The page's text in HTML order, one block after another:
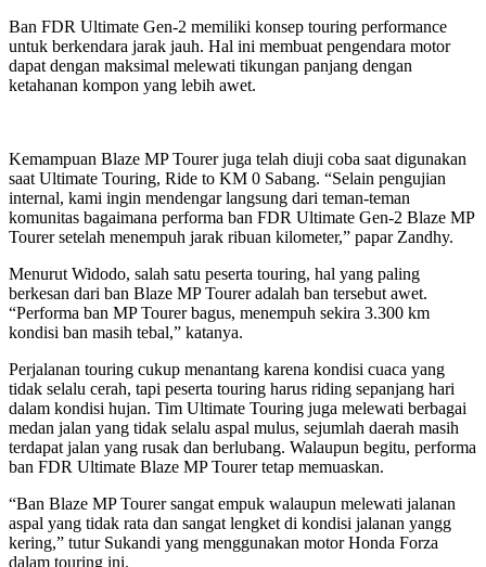
Ban FDR Ultimate Gen-2 memiliki konsep touring performance
untuk berkendara jarak jauh. Hal ini membuat pengendara motor
dapat dengan maksimal melewati tikungan panjang dengan
ketahanan kompon yang lebih awet.
Kemampuan Blaze MP Tourer juga telah diuji coba saat digunakan
saat Ultimate Touring, Ride to KM 0 Sabang. “Selain pengujian
internal, kami ingin mendengar langsung dari teman-teman
komunitas bagaimana performa ban FDR Ultimate Gen-2 Blaze MP
Tourer setelah menempuh jarak ribuan kilometer,” papar Zandhy.
Menurut Widodo, salah satu peserta touring, hal yang paling
berkesan dari ban Blaze MP Tourer adalah ban tersebut awet.
“Performa ban MP Tourer bagus, menempuh sekira 3.300 km
kondisi ban masih tebal,” katanya.
Perjalanan touring cukup menantang karena kondisi cuaca yang
tidak selalu cerah, tapi peserta touring harus riding sepanjang hari
dalam kondisi hujan. Tim Ultimate Touring juga melewati berbagai
medan jalan yang tidak selalu aspal mulus, sejumlah daerah masih
terdapat jalan yang rusak dan berlubang. Walaupun begitu, performa
ban FDR Ultimate Blaze MP Tourer tetap memuaskan.
“Ban Blaze MP Tourer sangat empuk walaupun melewati jalanan
aspal yang tidak rata dan sangat lengket di kondisi jalanan yangg
kering,” tutur Sukandi yang menggunakan motor Honda Forza
dalam touring ini.